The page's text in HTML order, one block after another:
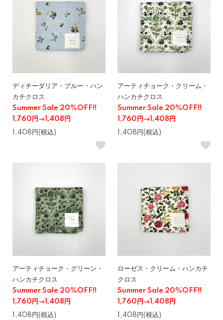
ディチーダリア・ブルー・ハン
カチクロス
Summer Sale 20%OFF!!
1,760円→1,408円
1,408円(税込)
アーティチョーク・クリーム・
ハンカチクロス
Summer Sale 20%OFF!!
1,760円→1,408円
1,408円(税込)
アーティチョーク・グリーン・
ハンカチクロス
Summer Sale 20%OFF!!
1,760円→1,408円
1,408円(税込)
ローゼス・クリーム・ハンカチ
クロス
Summer Sale 20%OFF!!
1,760円→1,408円
1,408円(税込)